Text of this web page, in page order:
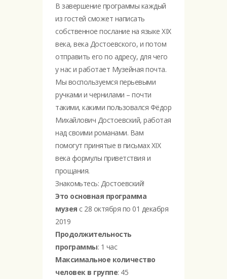
В завершение программы каждый
из гостей сможет написать
собственное послание на языке XIX
века, века Достоевского, и потом
отправить его по адресу, для чего
у нас и работает Музейная почта.
Мы воспользуемся перьевыми
ручками и чернилами – почти
такими, какими пользовался Фёдор
Михайлович Достоевский, работая
над своими романами. Вам
помогут принятые в письмах XIX
века формулы приветствия и
прощания.
Знакомьтесь: Достоевский!
Это основная программа
музея с 28 октября по 01 декабря
2019
Продолжительность
программы: 1 час
Максимальное количество
человек в группе: 45